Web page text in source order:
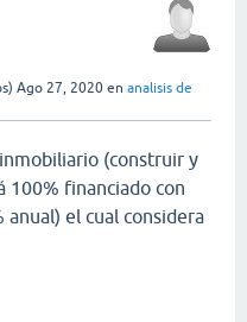
Ago 27, 2020 en analisis de
(construir y
100% financiado con
el cual considera